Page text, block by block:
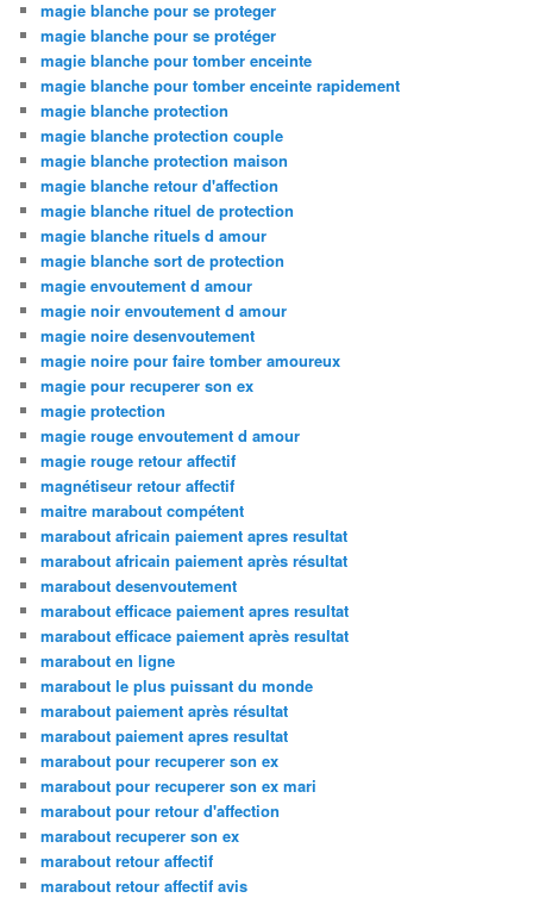
magie blanche pour se proteger
magie blanche pour se protéger
magie blanche pour tomber enceinte
magie blanche pour tomber enceinte rapidement
magie blanche protection
magie blanche protection couple
magie blanche protection maison
magie blanche retour d'affection
magie blanche rituel de protection
magie blanche rituels d amour
magie blanche sort de protection
magie envoutement d amour
magie noir envoutement d amour
magie noire desenvoutement
magie noire pour faire tomber amoureux
magie pour recuperer son ex
magie protection
magie rouge envoutement d amour
magie rouge retour affectif
magnétiseur retour affectif
maitre marabout compétent
marabout africain paiement apres resultat
marabout africain paiement après résultat
marabout desenvoutement
marabout efficace paiement apres resultat
marabout efficace paiement après resultat
marabout en ligne
marabout le plus puissant du monde
marabout paiement après résultat
marabout paiement apres resultat
marabout pour recuperer son ex
marabout pour recuperer son ex mari
marabout pour retour d'affection
marabout recuperer son ex
marabout retour affectif
marabout retour affectif avis